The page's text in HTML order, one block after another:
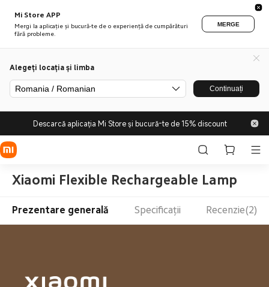
Mi Store APP
Mergi la aplicație și bucură-te de o experiență de cumpărături
fără probleme.
MERGE
Alegeți locația și limba
Romania / Romanian Continuați
Descarcă aplicația Mi Store și bucură-te de 15% discount
Xiaomi Flexible Rechargeable Lamp
Prezentare generală Specificații Recenzie(2)